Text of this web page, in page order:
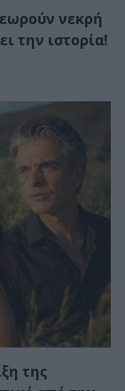
νεκρή
την ιστορία!
της